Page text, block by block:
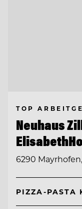
TOP
Neuhaus
6290
PIZZA-PASTA